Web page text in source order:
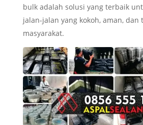
bulk adalah solusi yang terbaik
jalan-jalan yang kokoh, aman, dan
masyarakat.